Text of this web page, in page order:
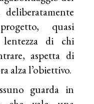
quasi
lentezza di chi
aspetta di
alza l’obiettivo.
guarda in